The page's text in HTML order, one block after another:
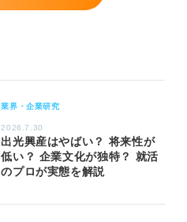
業界・企業研究
2026.7.30
出光興産はやばい？ 将来性が
低い？ 企業文化が独特？ 就活
のプロが実態を解説